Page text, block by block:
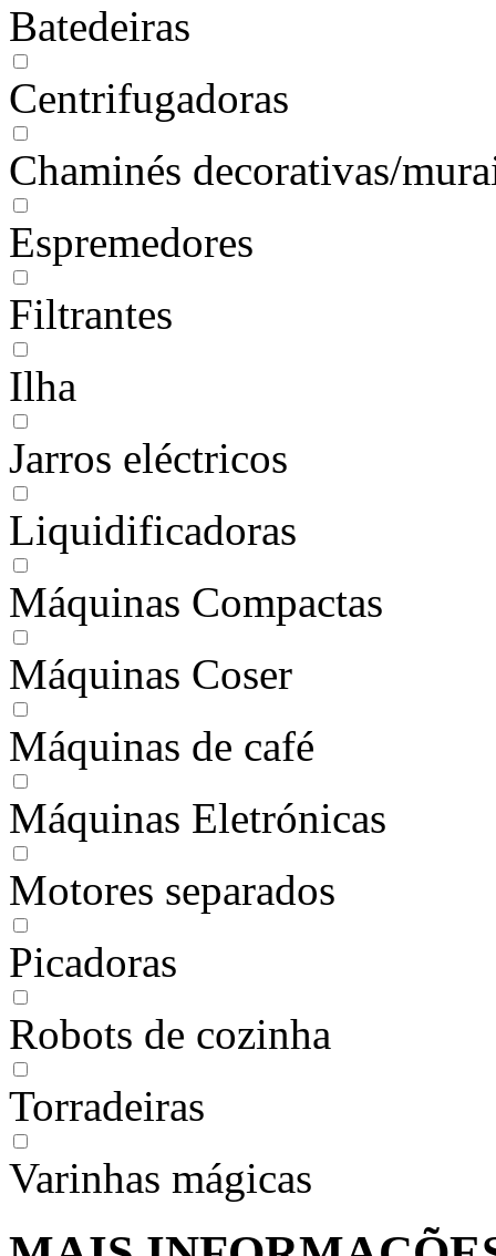
Batedeiras
Centrifugadoras
Chaminés decorativas/
Espremedores
Filtrantes
Ilha
Jarros eléctricos
Liquidificadoras
Máquinas Compactas
Máquinas Coser
Máquinas de café
Máquinas Eletrónicas
Motores separados
Picadoras
Robots de cozinha
Torradeiras
Varinhas mágicas